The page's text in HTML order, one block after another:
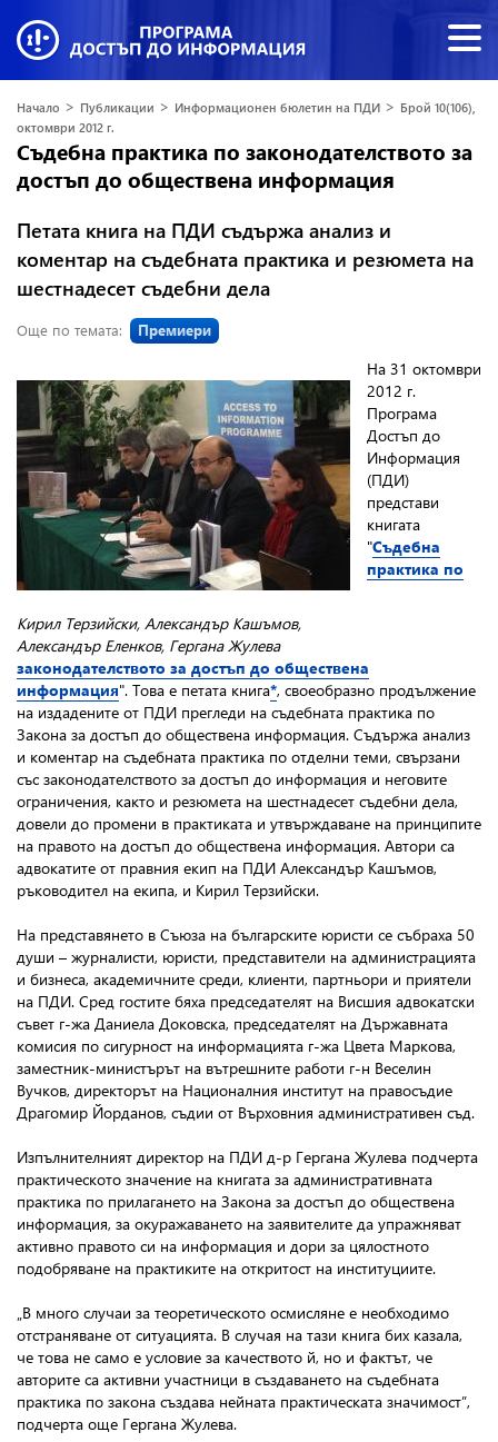
Начало > Публикации > Информационен бюлетин на ПДИ > Брой 10(106),
октомври 2012 г.
Съдебна практика по законодателството за
достъп до обществена информация
Петата книга на ПДИ съдържа анализ и
коментар на съдебната практика и резюмета на
шестнадесет съдебни дела
Още по темата: Премиери
Кирил Терзийски, Александър Кашъмов,
Александър Еленков, Гергана Жулева
На 31 октомври
2012 г.
Програма
Достъп до
Информация
(ПДИ)
представи
книгата
"Съдебна
практика по
законодателството за достъп до обществена
информация". Това е петата книга*, своеобразно продължение
на издадените от ПДИ прегледи на съдебната практика по
Закона за достъп до обществена информация. Съдържа анализ
и коментар на съдебната практика по отделни теми, свързани
със законодателството за достъп до информация и неговите
ограничения, както и резюмета на шестнадесет съдебни дела,
довели до промени в практиката и утвърждаване на принципите
на правото на достъп до обществена информация. Автори са
адвокатите от правния екип на ПДИ Александър Кашъмов,
ръководител на екипа, и Кирил Терзийски.
На представянето в Съюза на българските юристи се събраха 50
души – журналисти, юристи, представители на администрацията
и бизнеса, академичните среди, клиенти, партньори и приятели
на ПДИ. Сред гостите бяха председателят на Висшия адвокатски
съвет г-жа Даниела Доковска, председателят на Държавната
комисия по сигурност на информацията г-жа Цвета Маркова,
заместник-министърът на вътрешните работи г-н Веселин
Вучков, директорът на Националния институт на правосъдие
Драгомир Йорданов, съдии от Върховния административен съд.
Изпълнителният директор на ПДИ д-р Гергана Жулева подчерта
практическото значение на книгата за административната
практика по прилагането на Закона за достъп до обществена
информация, за окуражаването на заявителите да упражняват
активно правото си на информация и дори за цялостното
подобряване на практиките на откритост на институциите.
„В много случаи за теоретическото осмисляне е необходимо
отстраняване от ситуацията. В случая на тази книга бих казала,
че това не само е условие за качеството й, но и фактът, че
авторите са активни участници в създаването на съдебната
практика по закона създава нейната практическата значимост”,
подчерта още Гергана Жулева.